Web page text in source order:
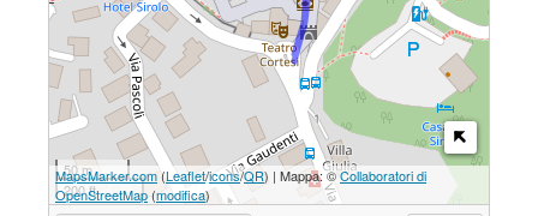
50 m
200 ft
MapsMarker.com(Leaflet/icons/QR) | Mappa: ©Collaboratori di
OpenStreetMap(modifica)